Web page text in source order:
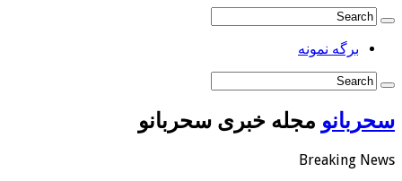
برگه نمونه
سحربانو مجله خبری سحربانو
Breaking News